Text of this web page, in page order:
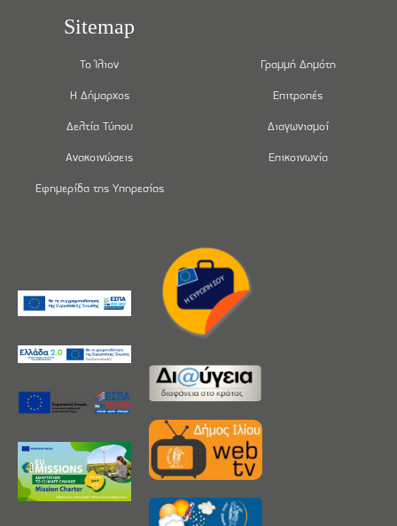
Sitemap
Το Ίλιον
Η Δήμαρχος
Δελτία Τύπου
Ανακοινώσεις
Εφημερίδα της Υπηρεσίας
Γραμμή Δημότη
Επιτροπές
Διαγωνισμοί
Επικοινωνία